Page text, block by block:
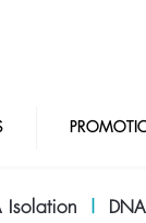
Isolation | DNA